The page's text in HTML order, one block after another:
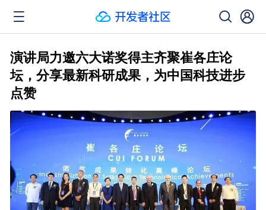
演讲局力邀六大诺奖得主齐聚崔各庄论
坛，分享最新科研成果，为中国科技进步
点赞